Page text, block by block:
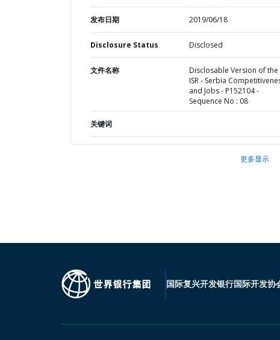
发布日期 2019/06/18
Disclosure Status Disclosed
文件名称
Disclosable Version of the
ISR - Serbia
and Jobs - P152104 -
Sequence No : 08
关键词
更多显示
国际复兴开发银行国际开发协